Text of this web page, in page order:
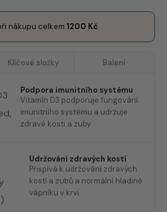
nákupu celkem 1200 Kč
Klíčové složky Balení
Podpora imunitního systému
Vitamín D3 podporuje fungování
imunitního systému a udržuje
zdravé kosti a zuby.
Udržování zdravých kostí
Přispívá k udržování zdravých
kostí a zubů a normální hladině
vápníku v krvi.